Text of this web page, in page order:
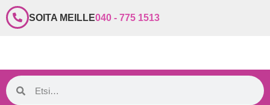
SOITA MEILLE040 - 775 1513